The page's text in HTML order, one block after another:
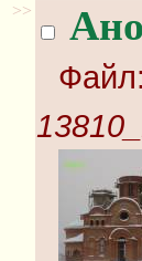
>>
Файл: